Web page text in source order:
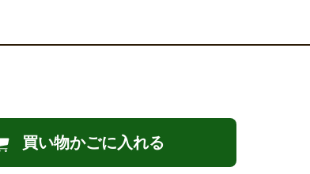
買い物かごに入れる